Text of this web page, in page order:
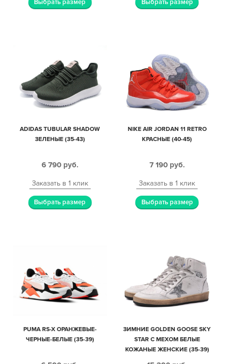
Выбрать размер Выбрать размер
ADIDAS TUBULAR SHADOW
ЗЕЛЕНЫЕ (35-43)
6 790 руб.
Заказать в 1 клик
Выбрать размер
NIKE AIR JORDAN 11 RETRO
КРАСНЫЕ (40-45)
7 190 руб.
Заказать в 1 клик
Выбрать размер
PUMA RS-X ОРАНЖЕВЫЕ-
ЧЕРНЫЕ-БЕЛЫЕ (35-39)
ЗИМНИЕ GOLDEN GOOSE SKY
STAR С МЕХОМ БЕЛЫЕ
КОЖАНЫЕ ЖЕНСКИЕ (35-39)